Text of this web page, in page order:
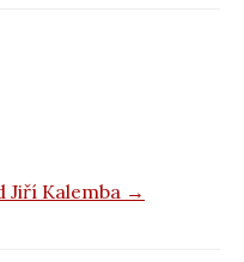
Jiří Kalemba →